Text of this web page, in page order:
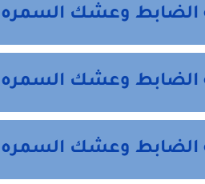
الضابط وعشك
الضابط وعشك
الضابط وعشك السمره